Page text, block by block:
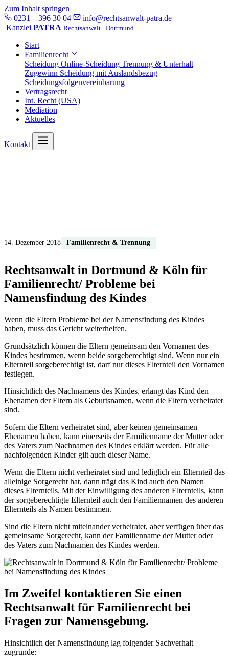
Zum Inhalt springen
0231 – 396 30 04
info@rechtsanwalt-patra.de
Kanzlei PATRA Rechtsanwalt · Dortmund
Start
Familienrecht
Scheidung Online-Scheidung Trennung & Unterhalt
Zugewinn Scheidung mit Auslandsbezug
Scheidungsfolgenvereinbarung
Vertragsrecht
Int. Recht (USA)
Mediation
Aktuelles
Kontakt
14. Dezember 2018 Familienrecht & Trennung
Rechtsanwalt in Dortmund & Köln für
Familienrecht/ Probleme bei
Namensfindung des Kindes
Wenn die Eltern Probleme bei der Namensfindung des Kindes
haben, muss das Gericht weiterhelfen.
Grundsätzlich können die Eltern gemeinsam den Vornamen des
Kindes bestimmen, wenn beide sorgeberechtigt sind. Wenn nur ein
Elternteil sorgeberechtigt ist, darf nur dieses Elternteil den Vornamen
festlegen.
Hinsichtlich des Nachnamens des Kindes, erlangt das Kind den
Ehenamen der Eltern als Geburtsnamen, wenn die Eltern verheiratet
sind.
Sofern die Eltern verheiratet sind, aber keinen gemeinsamen
Ehenamen haben, kann einerseits der Familienname der Mutter oder
des Vaters zum Nachnamen des Kindes erklärt werden. Für alle
nachfolgenden Kinder gilt auch dieser Name.
Wenn die Eltern nicht verheiratet sind und lediglich ein Elternteil das
alleinige Sorgerecht hat, dann trägt das Kind auch den Namen
dieses Elternteils. Mit der Einwilligung des anderen Elternteils, kann
der sorgeberechtigte Elternteil auch den Familiennamen des anderen
Elternteils als Namen bestimmen.
Sind die Eltern nicht miteinander verheiratet, aber verfügen über das
gemeinsame Sorgerecht, kann der Familienname der Mutter oder
des Vaters zum Nachnamen des Kindes werden.
Im Zweifel kontaktieren Sie einen
Rechtsanwalt für Familienrecht bei
Fragen zur Namensgebung.
Hinsichtlich der Namensfindung lag folgender Sachverhalt
zugrunde: